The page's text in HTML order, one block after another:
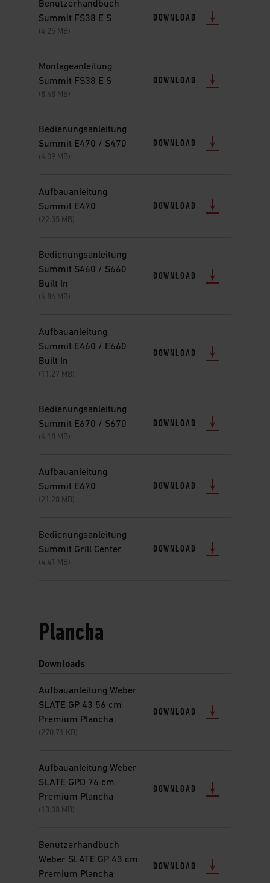
Benutzerhandbuch
Summit FS38 E S
(4.25 MB)
DOWNLOAD
Montageanleitung
Summit FS38 E S
(8.48 MB)
DOWNLOAD
Bedienungsanleitung
Summit E470 / S470
(4.09 MB)
DOWNLOAD
Aufbauanleitung
Summit E470
(22.35 MB)
DOWNLOAD
Bedienungsanleitung
Summit S460 / S660
Built In
(4.84 MB)
DOWNLOAD
Aufbauanleitung
Summit E460 / E660
Built In
(11.27 MB)
DOWNLOAD
Bedienungsanleitung
Summit E670 / S670
(4.18 MB)
DOWNLOAD
Aufbauanleitung
Summit E670
(21.28 MB)
DOWNLOAD
Bedienungsanleitung
Summit Grill Center
(4.41 MB)
DOWNLOAD
Plancha
Downloads
Aufbauanleitung Weber
SLATE GP 43 56 cm
Premium Plancha
(270.71 KB)
DOWNLOAD
Aufbauanleitung Weber
SLATE GPD 76 cm
Premium Plancha
(13.08 MB)
DOWNLOAD
Benutzerhandbuch
Weber SLATE GP 43 cm
Premium Plancha
DOWNLOAD